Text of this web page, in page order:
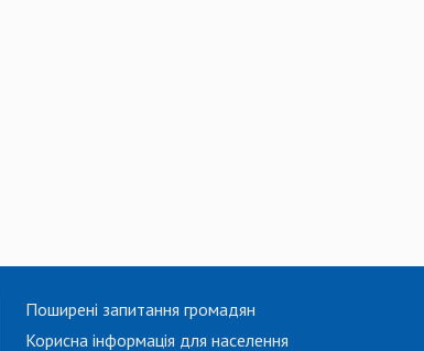
Поширені запитання громадян
Корисна інформація для населення